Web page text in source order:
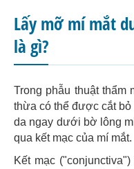
Lấy mỡ mí mắt
là gì?
Trong phẫu thuật thẩm
thừa có thể được cắt
da ngay dưới bờ lông
qua kết mạc của mí mắt.
Kết mạc